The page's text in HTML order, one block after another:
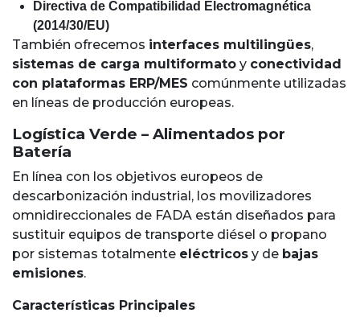
Directiva de Compatibilidad Electromagnética
(2014/30/EU)
También ofrecemos interfaces multilingües,
sistemas de carga multiformato y conectividad
con plataformas ERP/MES comúnmente utilizadas
en líneas de producción europeas.
Logística Verde – Alimentados por
Batería
En línea con los objetivos europeos de
descarbonización industrial, los movilizadores
omnidireccionales de FADA están diseñados para
sustituir equipos de transporte diésel o propano
por sistemas totalmente eléctricos y de bajas
emisiones.
Características Principales